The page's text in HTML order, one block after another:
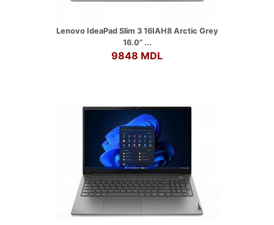
Lenovo IdeaPad Slim 3 16IAH8 Arctic Grey
16.0” ...
9848 MDL